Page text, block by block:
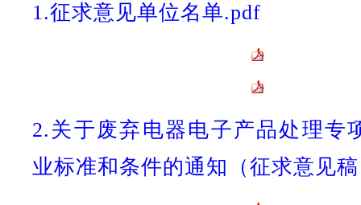
1.征求意见单位名单.pdf
2.关于废弃电器电子产品处理专
业标准和条件的通知（征求意见